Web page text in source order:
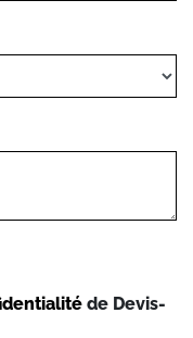
de Devis-